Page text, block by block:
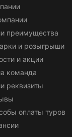
преимущества
и розыгрыши
и акции
команда
реквизиты
оплаты туров